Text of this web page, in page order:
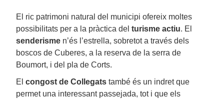
El ric patrimoni natural del municipi ofereix moltes
possibilitats per a la pràctica del turisme actiu. El
senderisme n’és l’estrella, sobretot a través dels
boscos de Cuberes, a la reserva de la serra de
Boumort, i del pla de Corts.
El congost de Collegats també és un indret que
permet una interessant passejada, tot i que els